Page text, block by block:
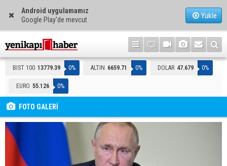
Android uygulamamız
Google Play'de mevcut
Yükle
BIST 100 13779.39 0% ALTIN 6659.71 0% DOLAR 47.679 0%
EURO 55.126 0%
FOTO GALERİ